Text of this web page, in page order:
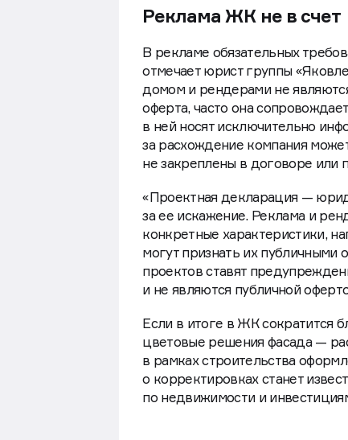
Реклама ЖК не в счет
В рекламе обязательных
отмечает юрист группы
домом и рендерами не
оферта, часто она
в ней носят исключительно
за расхождение компания
не закреплены в договоре или
«Проектная декларация —
за ее искажение. Реклама и
конкретные характеристики,
могут признать их
проектов ставят
и не являются публичной
Если в итоге в ЖК сократится
цветовые решения фасада —
в рамках строительства
о корректировках станет
по недвижимости и